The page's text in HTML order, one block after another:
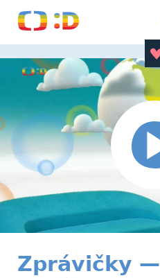
Zprávičky —